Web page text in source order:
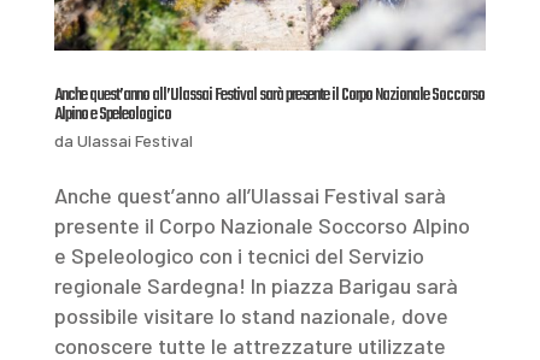
Anche quest’anno all’Ulassai Festival sarà presente il Corpo Nazionale Soccorso
Alpino e Speleologico
da Ulassai Festival
Anche quest’anno all’Ulassai Festival sarà
presente il Corpo Nazionale Soccorso Alpino
e Speleologico con i tecnici del Servizio
regionale Sardegna! In piazza Barigau sarà
possibile visitare lo stand nazionale, dove
conoscere tutte le attrezzature utilizzate